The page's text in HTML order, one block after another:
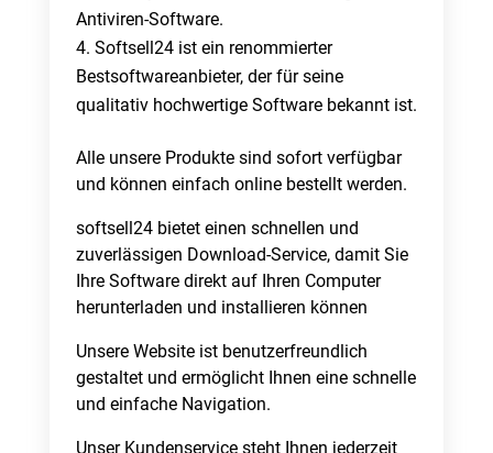
Antiviren-Software.
Softsell24 ist ein renommierter
Bestsoftwareanbieter, der für seine
qualitativ hochwertige Software bekannt ist.
Alle unsere Produkte sind sofort verfügbar
und können einfach online bestellt werden.
softsell24 bietet einen schnellen und
zuverlässigen Download-Service, damit Sie
Ihre Software direkt auf Ihren Computer
herunterladen und installieren können
Unsere Website ist benutzerfreundlich
gestaltet und ermöglicht Ihnen eine schnelle
und einfache Navigation.
Unser Kundenservice steht Ihnen jederzeit